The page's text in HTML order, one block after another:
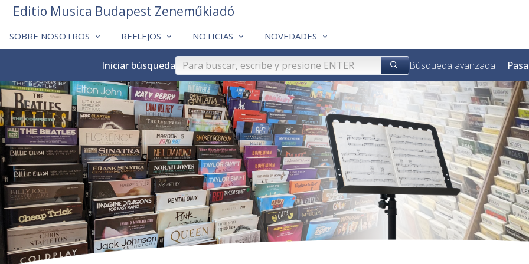
SOBRE NOSOTROS REFLEJOS NOTICIAS NOVEDADES
Editio Musica Budapest Zeneműkiadó
Iniciar búsqueda Búsqueda avanzada